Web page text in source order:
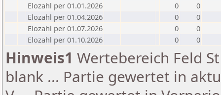
Elozahl per 01.01.2026
0
0
Elozahl per 01.04.2026
0
0
Elozahl per 01.07.2026
0
0
Elozahl per 01.10.2026
0 0
Hinweis1 Wertebereich Feld
blank ... Partie gewertet in